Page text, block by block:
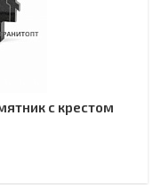
с крестом